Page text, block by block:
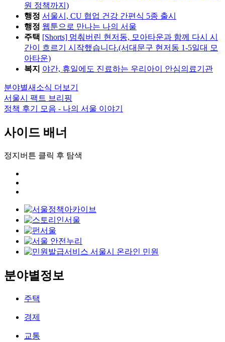
원 정책까지)
행정 서울시, CU 협업 건강 간편식 5종 출시
행정 웹툰으로 만나는 나의 서울
주택 [Shorts] 멈춰버린 현저동, 모아타운과 함께 다시 시
간이 흐르기 시작했습니다.(서대문구 현저동 1-5일대 모
아타운)
복지 야간, 휴일에도 진료하는 우리아이 안심의료기관
분야별새소식 더보기
서울시 팩트 브리핑
정책 후기 모음 - 나의 서울 이야기
사이드 배너
정지버튼 클릭 후 탐색
분야별정보
주택
경제
교통